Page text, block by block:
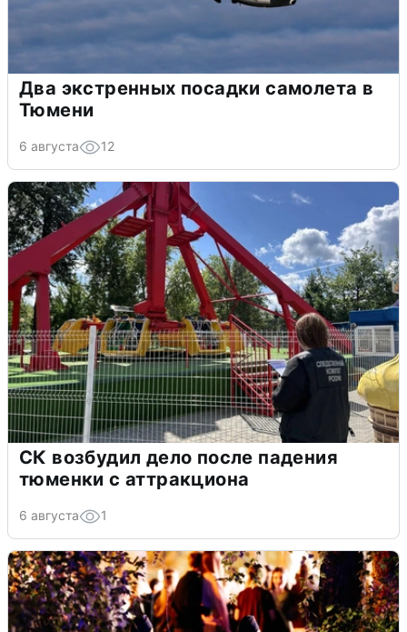
Два экстренных посадки самолета в
Тюмени
6 августа 12
СК возбудил дело после падения
тюменки с аттракциона
6 августа 1